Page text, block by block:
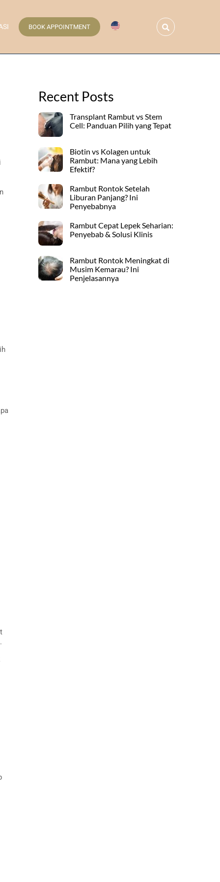
Search
BOOK APPOINTMENT
Recent Posts
Transplant Rambut vs Stem
Cell: Panduan Pilih yang Tepat
Biotin vs Kolagen untuk
Rambut: Mana yang Lebih
Efektif?
Rambut Rontok Setelah
Liburan Panjang? Ini
Penyebabnya
Rambut Cepat Lepek Seharian:
Penyebab & Solusi Klinis
Rambut Rontok Meningkat di
Musim Kemarau? Ini
Penjelasannya